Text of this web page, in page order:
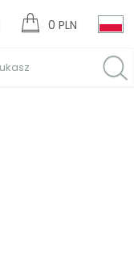
0 PLN